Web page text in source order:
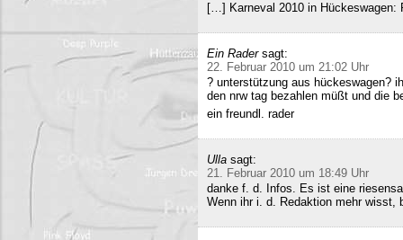
[…] Karneval 2010 in Hückeswagen:
Ein Rader sagt:
22. Februar 2010 um 21:02 Uhr
? unterstützung aus hückeswagen?
den nrw tag bezahlen müßt und die
ein freundl. rader
Ulla sagt:
21. Februar 2010 um 18:49 Uhr
danke f. d. Infos. Es ist eine
Wenn ihr i. d. Redaktion mehr wisst,